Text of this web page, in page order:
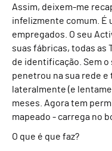
Assim, deixem-me
infelizmente comum. É
empregados. O seu
suas fábricas, todas as
de identificação. Sem
penetrou na sua rede
lateralmente (e
meses. Agora tem
mapeado - carrega no
O que é que faz?